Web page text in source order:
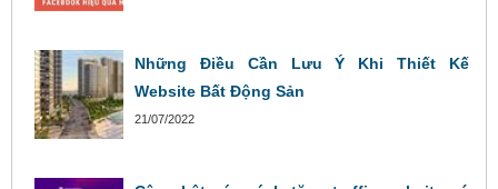
Những Điều Cần Lưu Ý Khi Thiết Kế
Website Bất Động Sản
21/07/2022